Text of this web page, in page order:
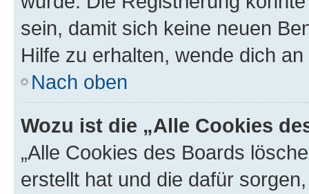
sein, damit sich keine neuen
Hilfe zu erhalten, wende dich
Nach oben
Wozu ist die „Alle Cookies
„Alle Cookies des Boards
erstellt hat und die dafür